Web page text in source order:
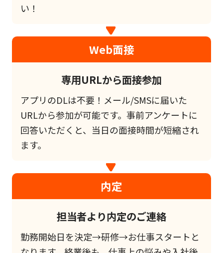
い！
Web面接
専用URLから面接参加
アプリのDLは不要！メール/SMSに届いた
URLから参加が可能です。事前アンケートに
回答いただくと、当日の面接時間が短縮され
ます。
内定
担当者より内定のご連絡
勤務開始日を決定→研修→お仕事スタートと